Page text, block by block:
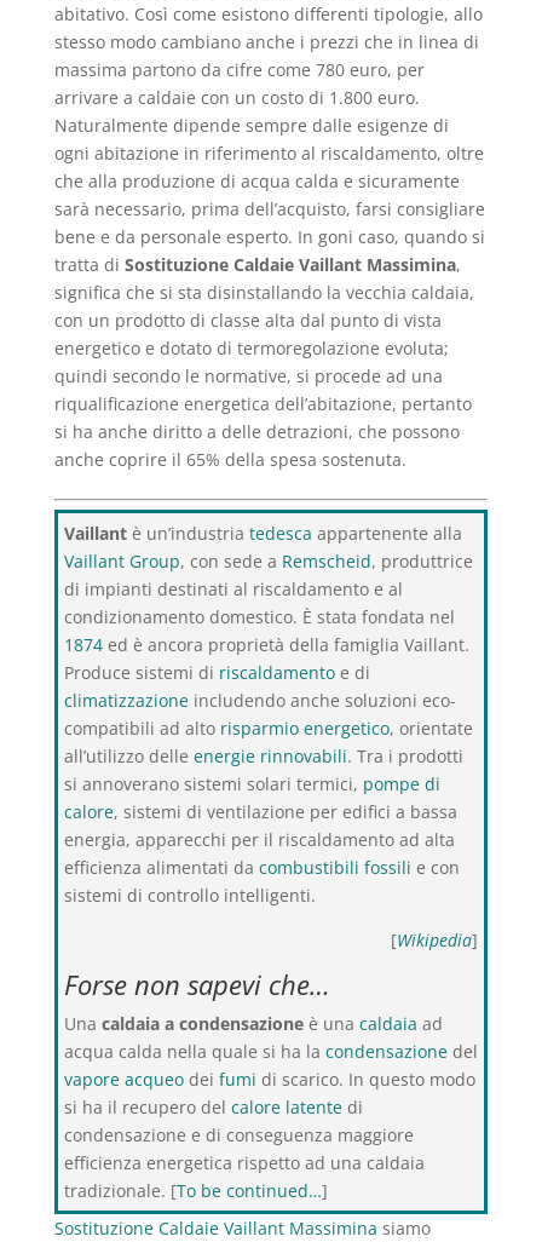
abitativo. Così come esistono differenti tipologie, allo
stesso modo cambiano anche i prezzi che in linea di
massima partono da cifre come 780 euro, per
arrivare a caldaie con un costo di 1.800 euro.
Naturalmente dipende sempre dalle esigenze di
ogni abitazione in riferimento al riscaldamento, oltre
che alla produzione di acqua calda e sicuramente
sarà necessario, prima dell’acquisto, farsi consigliare
bene e da personale esperto. In goni caso, quando si
tratta di Sostituzione Caldaie Vaillant Massimina,
significa che si sta disinstallando la vecchia caldaia,
con un prodotto di classe alta dal punto di vista
energetico e dotato di termoregolazione evoluta;
quindi secondo le normative, si procede ad una
riqualificazione energetica dell’abitazione, pertanto
si ha anche diritto a delle detrazioni, che possono
anche coprire il 65% della spesa sostenuta.
Vaillantè un’industria tedesca appartenente alla
Vaillant Group, con sede a Remscheid, produttrice
di impianti destinati al riscaldamento e al
condizionamento domestico. È stata fondata nel
1874ed è ancora proprietà della famiglia Vaillant.
Produce sistemi di riscaldamentoe di
climatizzazioneincludendo anche soluzioni eco-
compatibili ad alto risparmio energetico, orientate
all’utilizzo delle energie rinnovabili. Tra i prodotti
si annoverano sistemi solari termici, pompe di
calore, sistemi di ventilazione per edifici a bassa
energia, apparecchi per il riscaldamento ad alta
efficienza alimentati da combustibili fossili e con
sistemi di controllo intelligenti.
[Wikipedia]
Forse non sapevi che…
Una caldaia a condensazioneè una caldaia ad
acqua calda nella quale si ha la condensazionedel
vapore acqueodei fumi di scarico. In questo modo
si ha il recupero del calore latentedi
condensazione e di conseguenza maggiore
efficienza energetica rispetto ad una caldaia
tradizionale. [To be continued…]
Sostituzione Caldaie Vaillant Massimina siamo